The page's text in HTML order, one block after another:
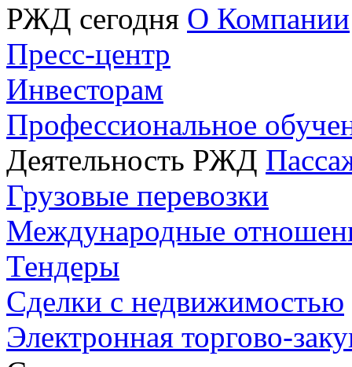
РЖД сегодня О Компании
Пресс-центр
Инвесторам
Профессиональное
Деятельность РЖД
Грузовые перевозки
Международные
Тендеры
Сделки с недвижимостью
Электронная торгово-